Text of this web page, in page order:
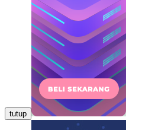
tutup